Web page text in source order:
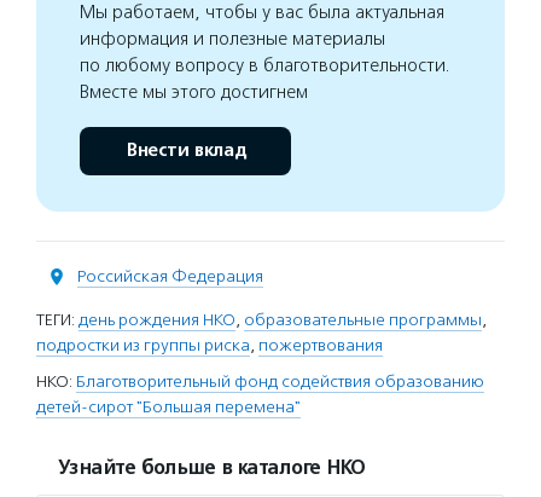
Мы работаем, чтобы у вас была актуальная
информация и полезные материалы
по любому вопросу в благотворительности.
Вместе мы этого достигнем
Внести вклад
Российская Федерация
ТЕГИ: день рождения НКО, образовательные программы,
подростки из группы риска, пожертвования
НКО: Благотворительный фонд содействия образованию
детей-сирот "Большая перемена"
Узнайте больше в каталоге НКО